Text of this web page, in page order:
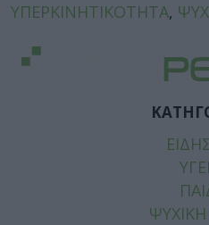
ΥΠΕΡΚΙΝΗΤΙΚΟΤΗΤΑ,
ΨΥΧΙΚΗ